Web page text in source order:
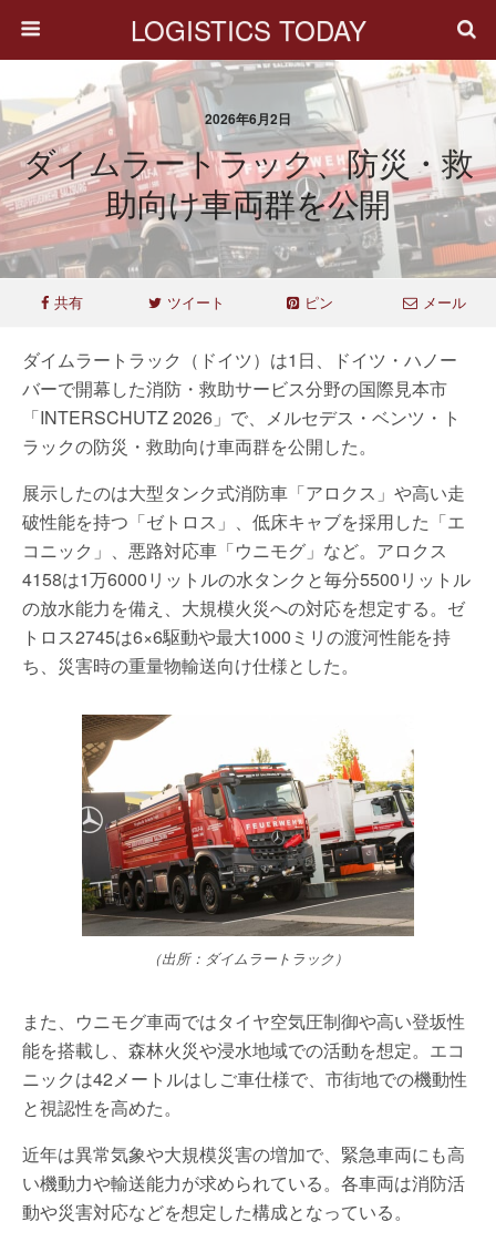
LOGISTICS TODAY
2026年6月2日
ダイムラートラック、防災・救
助向け車両群を公開
共有 ツイート ピン メール
ダイムラートラック（ドイツ）は1日、ドイツ・ハノー
バーで開幕した消防・救助サービス分野の国際見本市
「INTERSCHUTZ 2026」で、メルセデス・ベンツ・ト
ラックの防災・救助向け車両群を公開した。
展示したのは大型タンク式消防車「アロクス」や高い走
破性能を持つ「ゼトロス」、低床キャブを採用した「エ
コニック」、悪路対応車「ウニモグ」など。アロクス
4158は1万6000リットルの水タンクと毎分5500リットル
の放水能力を備え、大規模火災への対応を想定する。ゼ
トロス2745は6×6駆動や最大1000ミリの渡河性能を持
ち、災害時の重量物輸送向け仕様とした。
（出所：ダイムラートラック）
また、ウニモグ車両ではタイヤ空気圧制御や高い登坂性
能を搭載し、森林火災や浸水地域での活動を想定。エコ
ニックは42メートルはしご車仕様で、市街地での機動性
と視認性を高めた。
近年は異常気象や大規模災害の増加で、緊急車両にも高
い機動力や輸送能力が求められている。各車両は消防活
動や災害対応などを想定した構成となっている。